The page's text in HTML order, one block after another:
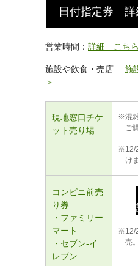
日付指定券 詳
営業時間： 詳細 こちら
施設や飲食・売店 施
＞
現地窓口チケ
ット売り場
混
ご
12/
け
コンビニ前売
り券
・ファミリー
マート
・セブン-イ
レブン
12/
売。